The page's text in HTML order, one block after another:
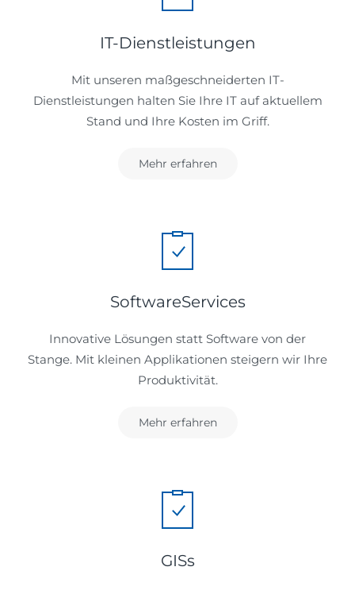
IT-Dienstleistungen
Mit unseren maßgeschneiderten IT-
Dienstleistungen halten Sie Ihre IT auf aktuellem
Stand und Ihre Kosten im Griff.
Mehr erfahren
SoftwareServices
Innovative Lösungen statt Software von der
Stange. Mit kleinen Applikationen steigern wir Ihre
Produktivität.
Mehr erfahren
GISs